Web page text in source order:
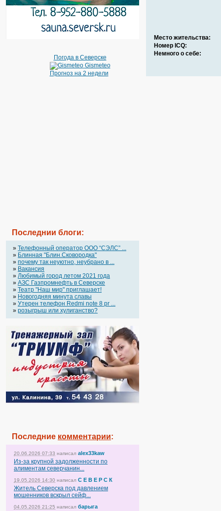
Погода в Северске
Gismeteo
Прогноз на 2 недели
Последнии блоги:
» Телефонный оператор OOO “СЭЛС” ...
» Блинная "Блин.Сковородка"
» почему так неуютно, неубрано в ...
» Вакансия
» Любимый город летом 2021 года
» АЗС Газпромнефть в Северске
» Театр "Наш мир" приглашает!
» Новогодняя минута славы
» Утерен телефон Redmi note 8 pr ...
» розыгрыш или хулиганство?
Последние комментарии:
20.06.2026 07:33 написал alex33kaw
Из-за крупной задолженности по
алиментам северчанин...
19.05.2026 14:30 написал С Е В Е Р С К
Житель Северска под давлением
мошенников вскрыл сейф...
04.05.2026 21:25 написал барыга
Место жительства:
Номер ICQ:
Немного о себе: